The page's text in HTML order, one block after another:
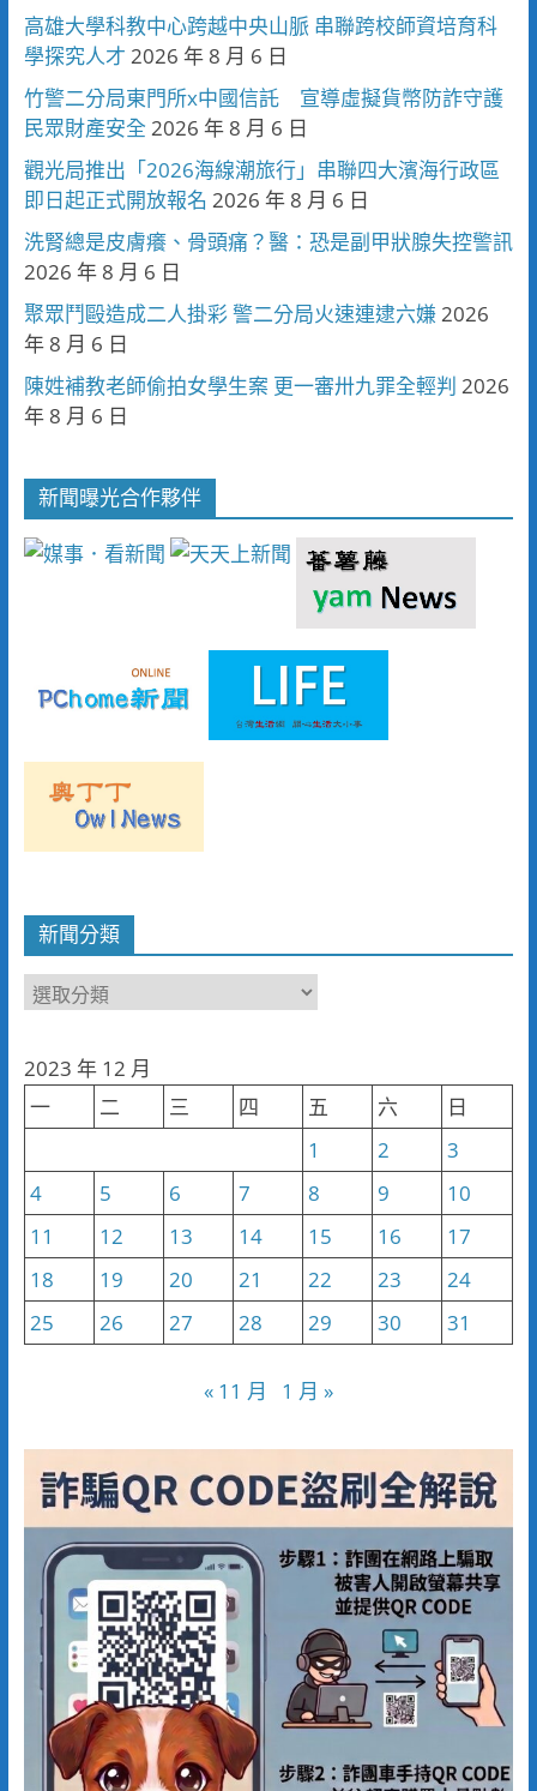
高雄大學科教中心跨越中央山脈 串聯跨校師資培育科
學探究人才 2026 年 8 月 6 日
竹警二分局東門所x中國信託 宣導虛擬貨幣防詐守護
民眾財產安全 2026 年 8 月 6 日
觀光局推出「2026海線潮旅行」串聯四大濱海行政區
即日起正式開放報名 2026 年 8 月 6 日
洗腎總是皮膚癢、骨頭痛？醫：恐是副甲狀腺失控警訊
2026 年 8 月 6 日
聚眾鬥毆造成二人掛彩 警二分局火速連逮六嫌2026
年 8 月 6 日
陳姓補教老師偷拍女學生案 更一審卅九罪全輕判 2026
年 8 月 6 日
新聞曝光合作夥伴
新聞分類
新
類
2023 年 12 月
一
二 三 四 五 六
日
1
2
3
4
5 6 7 8 9
10
11
12 13 14 15 16
17
18
19 20 21 22 23
24
25
26 27 28 29 30 31
« 11 月 1 月 »